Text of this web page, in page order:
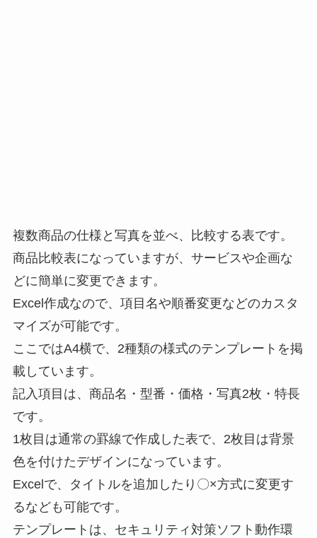
複数商品の仕様と写真を並べ、比較する表です。
商品比較表になっていますが、サービスや企画な
どに簡単に変更できます。
Excel作成なので、項目名や順番変更などのカスタ
マイズが可能です。
ここではA4横で、2種類の様式のテンプレートを掲
載しています。
記入項目は、商品名・型番・価格・写真2枚・特長
です。
1枚目は通常の罫線で作成した表で、2枚目は背景
色を付けたデザインになっています。
Excelで、タイトルを追加したり〇×方式に変更す
るなども可能です。
テンプレートは、セキュリティ対策ソフト動作環